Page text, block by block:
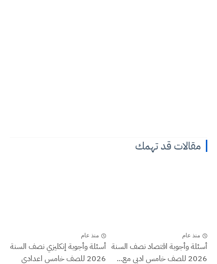
مقالات قد تهمك
منذ عام
أسئلة وأجوبة اقتصاد نصف السنة
2026 للصف خامس ادبي مع...
منذ عام
أسئلة وأجوبة إنكليزي نصف السنة
2026 للصف خامس اعدادي